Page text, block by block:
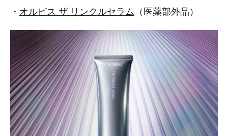
・ オルビス ザ リンクルセラム （医薬部外品）